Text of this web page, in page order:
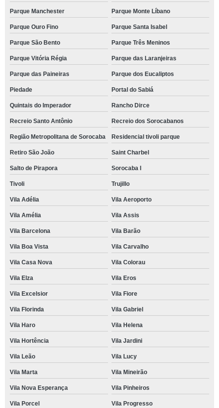
Parque Manchester Parque Monte Líbano
Parque Ouro Fino Parque Santa Isabel
Parque São Bento Parque Três Meninos
Parque Vitória Régia Parque das Laranjeiras
Parque das Paineiras Parque dos Eucaliptos
Piedade Portal do Sabiá
Quintais do Imperador Rancho Dirce
Recreio Santo Antônio Recreio dos Sorocabanos
Região Metropolitana de Sorocaba Residencial tivoli parque
Retiro São João Saint Charbel
Salto de Pirapora Sorocaba I
Tivoli Trujillo
Vila Adélia Vila Aeroporto
Vila Amélia Vila Assis
Vila Barcelona Vila Barão
Vila Boa Vista Vila Carvalho
Vila Casa Nova Vila Colorau
Vila Elza Vila Eros
Vila Excelsior Vila Fiore
Vila Florinda Vila Gabriel
Vila Haro Vila Helena
Vila Hortência Vila Jardini
Vila Leão Vila Lucy
Vila Marta Vila Mineirão
Vila Nova Esperança Vila Pinheiros
Vila Porcel Vila Progresso